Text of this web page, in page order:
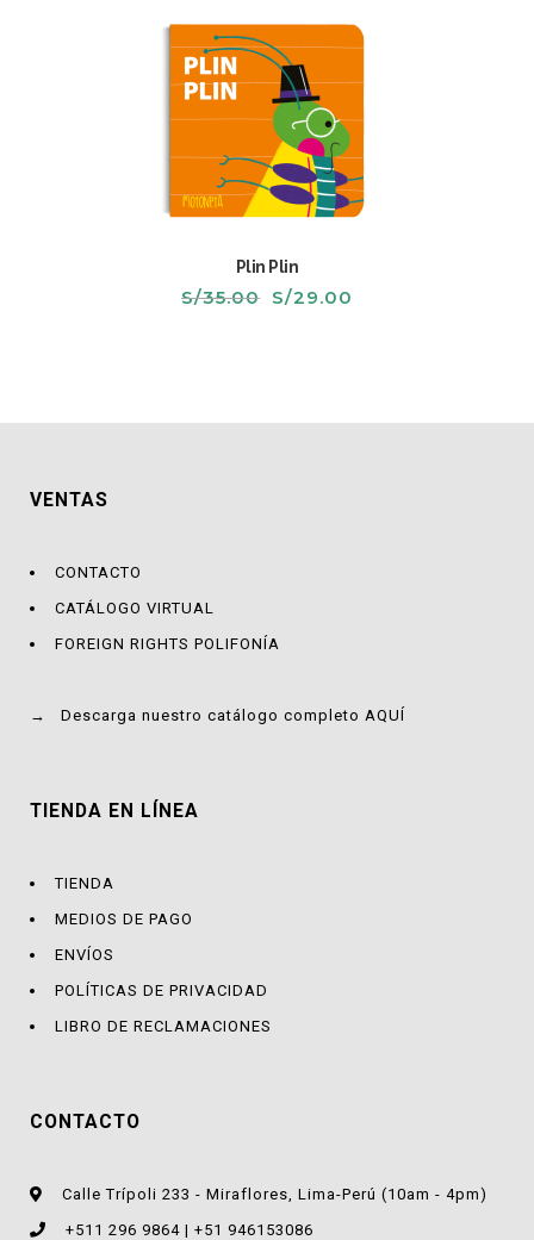
Plin Plin
S/35.00 El
S/29.00
VENTAS
CONTACTO
CATÁLOGO VIRTUAL
FOREIGN RIGHTS POLIFONÍA
→ Descarga nuestro catálogo completo AQUÍ
TIENDA EN LÍNEA
TIENDA
MEDIOS DE PAGO
ENVÍOS
POLÍTICAS DE PRIVACIDAD
LIBRO DE RECLAMACIONES
CONTACTO
Calle Trípoli 233 - Miraflores, Lima-Perú (10am - 4pm)
+511 296 9864 | +51 946153086